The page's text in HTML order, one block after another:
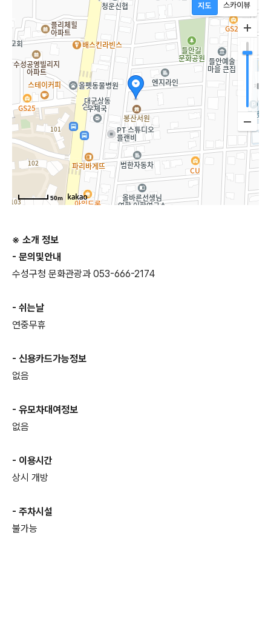
50m
※ 소개 정보
- 문의및안내
수성구청 문화관광과 053-666-2174
- 쉬는날
연중무휴
- 신용카드가능정보
없음
- 유모차대여정보
없음
- 이용시간
상시 개방
- 주차시설
불가능